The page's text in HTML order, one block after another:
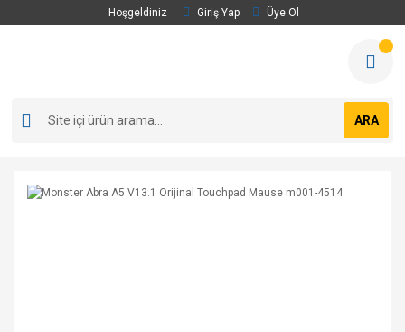
Hoşgeldiniz Giriş Yap Üye Ol
ARA